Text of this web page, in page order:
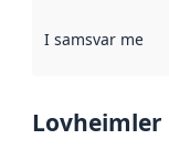
I samsvar med
Lovheimler